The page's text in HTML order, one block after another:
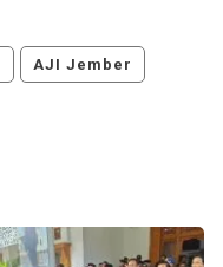
AJI Jember